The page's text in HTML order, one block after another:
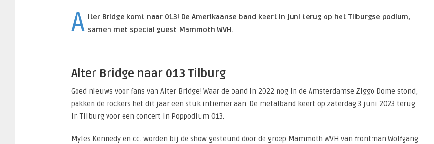
A
lter Bridge komt naar 013! De Amerikaanse band keert in juni terug op het Tilburgse podium,
samen met special guest Mammoth WVH.
Alter Bridge naar 013 Tilburg
Goed nieuws voor fans van Alter Bridge! Waar de band in 2022 nog in de Amsterdamse Ziggo Dome stond,
pakken de rockers het dit jaar een stuk intiemer aan. De metalband keert op zaterdag 3 juni 2023 terug
in Tilburg voor een concert in Poppodium 013.
Myles Kennedy en co. worden bij de show gesteund door de groep Mammoth WVH van frontman Wolfgang